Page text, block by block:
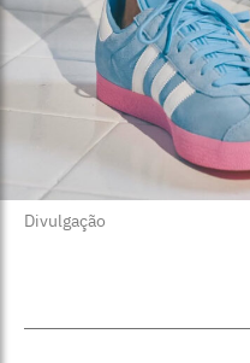
Divulgação